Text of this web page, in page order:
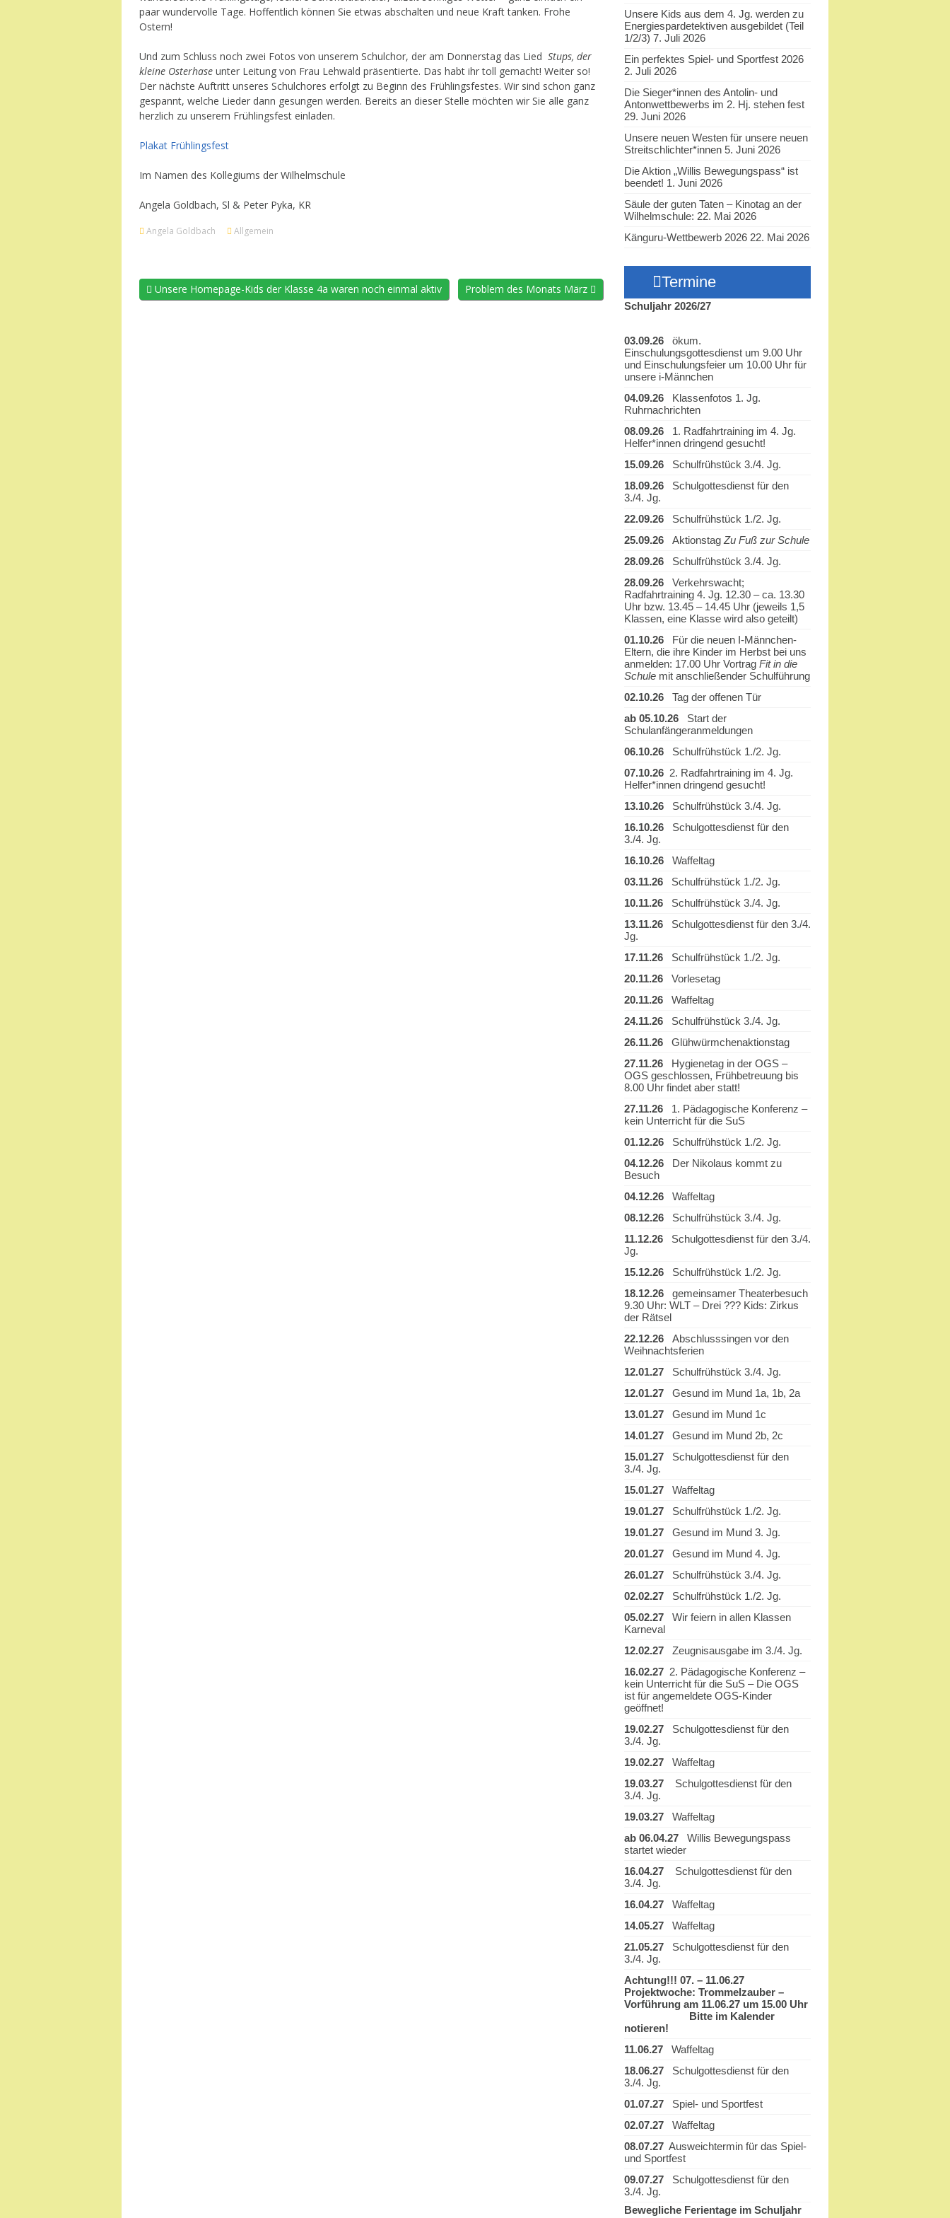
Leistungskonzept
Handy und Smartwatch
QA – Die
Qualitätsanalyse
Tipps für den Schulweg
Links für Eltern
paar wundervolle Tage. Hoffentlich können Sie etwas abschalten und neue Kraft tanken. Frohe
Ostern!
Und zum Schluss noch zwei Fotos von unserem Schulchor, der am Donnerstag das Lied Stups, der
kleine Osterhase unter Leitung von Frau Lehwald präsentierte. Das habt ihr toll gemacht! Weiter so!
Der nächste Auftritt unseres Schulchores erfolgt zu Beginn des Frühlingsfestes. Wir sind schon ganz
gespannt, welche Lieder dann gesungen werden. Bereits an dieser Stelle möchten wir Sie alle ganz
herzlich zu unserem Frühlingsfest einladen.
Plakat Frühlingsfest
Im Namen des Kollegiums der Wilhelmschule
Angela Goldbach, Sl & Peter Pyka, KR
Angela Goldbach Allgemein
Unsere Homepage-Kids der Klasse 4a waren noch einmal aktiv Problem des Monats März
Unsere Kids aus dem 4. Jg. werden zu
Energiespardetektiven ausgebildet (Teil
1/2/3) 7. Juli 2026
Ein perfektes Spiel- und Sportfest 2026
2. Juli 2026
Die Sieger*innen des Antolin- und
Antonwettbewerbs im 2. Hj. stehen fest
29. Juni 2026
Unsere neuen Westen für unsere neuen
Streitschlichter*innen 5. Juni 2026
Die Aktion „Willis Bewegungspass“ ist
beendet! 1. Juni 2026
Säule der guten Taten – Kinotag an der
Wilhelmschule: 22. Mai 2026
Känguru-Wettbewerb 2026 22. Mai 2026
Termine
Schuljahr 2026/27
03.09.26 ökum.
Einschulungsgottesdienst um 9.00 Uhr
und Einschulungsfeier um 10.00 Uhr für
unsere i-Männchen
04.09.26 Klassenfotos 1. Jg.
Ruhrnachrichten
08.09.26 1. Radfahrtraining im 4. Jg.
Helfer*innen dringend gesucht!
15.09.26 Schulfrühstück 3./4. Jg.
18.09.26 Schulgottesdienst für den
3./4. Jg.
22.09.26 Schulfrühstück 1./2. Jg.
25.09.26 Aktionstag Zu Fuß zur Schule
28.09.26 Schulfrühstück 3./4. Jg.
28.09.26
Verkehrswacht;
Radfahrtraining 4. Jg. 12.30 – ca. 13.30
Uhr bzw. 13.45 – 14.45 Uhr (jeweils 1,5
Klassen, eine Klasse wird also geteilt)
01.10.26 Für die neuen I-Männchen-
Eltern, die ihre Kinder im Herbst bei uns
anmelden: 17.00 Uhr Vortrag Fit in die
Schule mit anschließender Schulführung
02.10.26 Tag der offenen Tür
ab 05.10.26 Start der
Schulanfängeranmeldungen
06.10.26 Schulfrühstück 1./2. Jg.
07.10.26 2. Radfahrtraining im 4. Jg.
Helfer*innen dringend gesucht!
13.10.26 Schulfrühstück 3./4. Jg.
16.10.26 Schulgottesdienst für den
3./4. Jg.
16.10.26 Waffeltag
03.11.26 Schulfrühstück 1./2. Jg.
10.11.26 Schulfrühstück 3./4. Jg.
13.11.26 Schulgottesdienst für den 3./4.
Jg.
17.11.26 Schulfrühstück 1./2. Jg.
20.11.26 Vorlesetag
20.11.26 Waffeltag
24.11.26 Schulfrühstück 3./4. Jg.
26.11.26 Glühwürmchenaktionstag
27.11.26 Hygienetag in der OGS –
OGS geschlossen, Frühbetreuung bis
8.00 Uhr findet aber statt!
27.11.26 1. Pädagogische Konferenz –
kein Unterricht für die SuS
01.12.26 Schulfrühstück 1./2. Jg.
04.12.26 Der Nikolaus kommt zu
Besuch
04.12.26 Waffeltag
08.12.26 Schulfrühstück 3./4. Jg.
11.12.26 Schulgottesdienst für den 3./4.
Jg.
15.12.26 Schulfrühstück 1./2. Jg.
18.12.26 gemeinsamer Theaterbesuch
9.30 Uhr: WLT – Drei ??? Kids: Zirkus
der Rätsel
22.12.26 Abschlusssingen vor den
Weihnachtsferien
12.01.27 Schulfrühstück 3./4. Jg.
12.01.27 Gesund im Mund 1a, 1b, 2a
13.01.27 Gesund im Mund 1c
14.01.27 Gesund im Mund 2b, 2c
15.01.27 Schulgottesdienst für den
3./4. Jg.
15.01.27 Waffeltag
19.01.27 Schulfrühstück 1./2. Jg.
19.01.27 Gesund im Mund 3. Jg.
20.01.27 Gesund im Mund 4. Jg.
26.01.27 Schulfrühstück 3./4. Jg.
02.02.27 Schulfrühstück 1./2. Jg.
05.02.27 Wir feiern in allen Klassen
Karneval
12.02.27 Zeugnisausgabe im 3./4. Jg.
16.02.27 2. Pädagogische Konferenz –
kein Unterricht für die SuS – Die OGS
ist für angemeldete OGS-Kinder
geöffnet!
19.02.27 Schulgottesdienst für den
3./4. Jg.
19.02.27 Waffeltag
19.03.27 Schulgottesdienst für den
3./4. Jg.
19.03.27 Waffeltag
ab 06.04.27 Willis Bewegungspass
startet wieder
16.04.27 Schulgottesdienst für den
3./4. Jg.
16.04.27 Waffeltag
14.05.27 Waffeltag
21.05.27 Schulgottesdienst für den
3./4. Jg.
Achtung!!! 07. – 11.06.27
Projektwoche: Trommelzauber –
Vorführung am 11.06.27 um 15.00 Uhr
Bitte im Kalender
notieren!
11.06.27 Waffeltag
18.06.27 Schulgottesdienst für den
3./4. Jg.
01.07.27 Spiel- und Sportfest
02.07.27 Waffeltag
08.07.27 Ausweichtermin für das Spiel-
und Sportfest
09.07.27 Schulgottesdienst für den
3./4. Jg.
Bewegliche Ferientage im Schuljahr